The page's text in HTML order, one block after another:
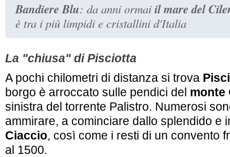
Bandiere Blu: da anni ormai il mare del
è tra i più limpidi e cristallini d'Italia
La "chiusa" di Pisciotta
A pochi chilometri di distanza si trova
borgo è arroccato sulle pendici del monte
sinistra del torrente Palistro. Numerosi
ammirare, a cominciare dallo splendido e
Ciaccio, così come i resti di un convento
al 1500.